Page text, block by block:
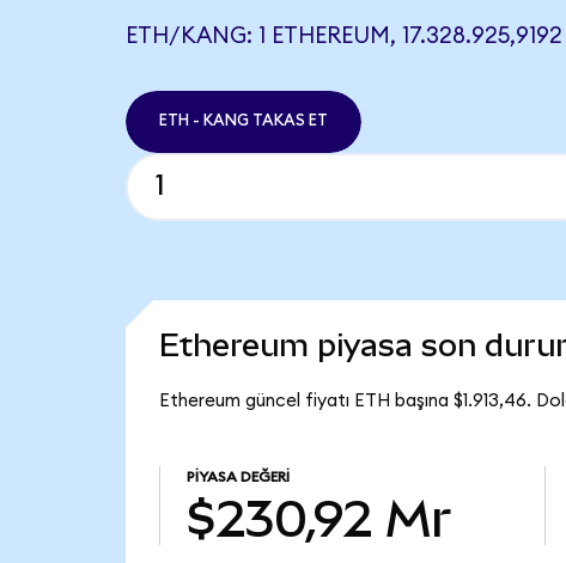
ETH/KANG: 1 ETHEREUM,
ETH - KANG TAKAS ET
Ethereum piyasa son
Ethereum güncel fiyatı ETH başına $1.913,46.
PIYASA DEĞERI
$230,92 Mr